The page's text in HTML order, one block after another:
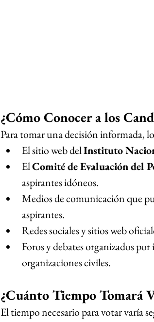
¿Cómo Conocer a los
Para tomar una decisión informada,
El sitio web del Instituto
El Comité de Evaluación del
aspirantes idóneos.
Medios de comunicación que
aspirantes.
Redes sociales y sitios web
Foros y debates organizados
organizaciones civiles.
¿Cuánto Tiempo Tomará
El tiempo necesario para votar varía